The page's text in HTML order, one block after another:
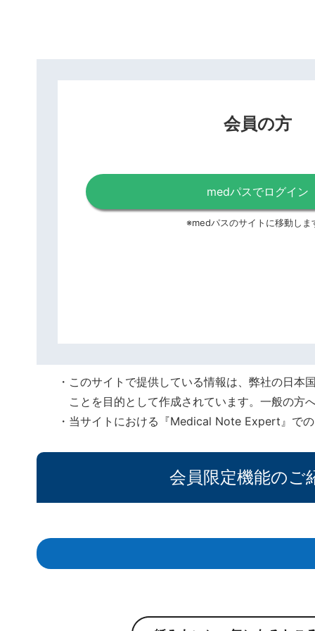
会員の方
medパスでログイン
※medパスのサイトに移動しま
このサイトで提供している情報は、弊社の日本
ことを目的として作成されています。一般の方
当サイトにおける『Medical Note Expert』で
会員限定機能のご